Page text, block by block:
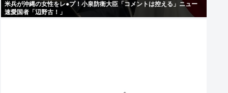
米兵が沖縄の女性をレ●プ！小泉防衛大臣「コメントは控える」ニュー
速愛国者「辺野古！」